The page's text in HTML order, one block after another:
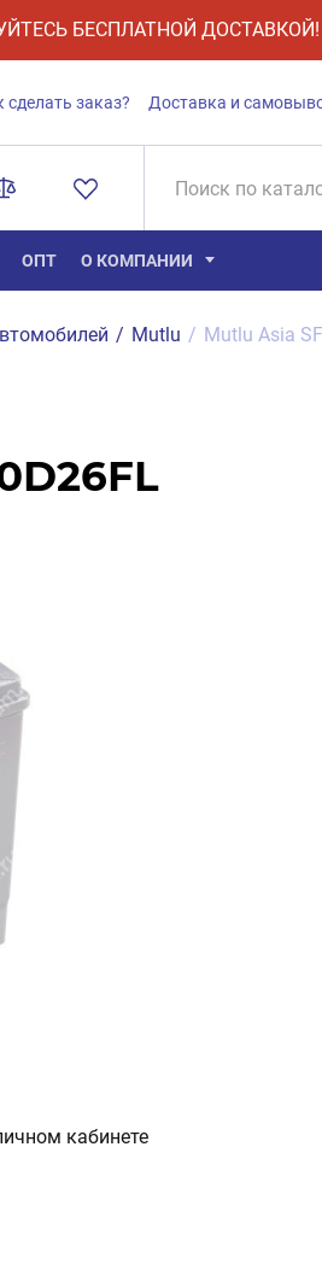
БЕСПЛАТНОЙ ДОСТАВКОЙ!
сделать заказ? Доставка и
ОПТ О КОМПАНИИ
/ Mutlu / Mutlu Asia
кабинете